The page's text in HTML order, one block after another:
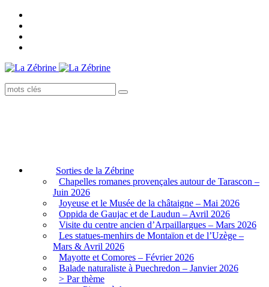
Sorties de la Zébrine
Chapelles romanes provençales autour de Tarascon –
Juin 2026
Joyeuse et le Musée de la châtaigne – Mai 2026
Oppida de Gaujac et de Laudun – Avril 2026
Visite du centre ancien d’Arpaillargues – Mars 2026
Les statues-menhirs de Montaïon et de l’Uzège –
Mars & Avril 2026
Mayotte et Comores – Février 2026
Balade naturaliste à Puechredon – Janvier 2026
> Par thème